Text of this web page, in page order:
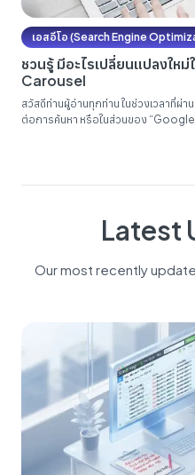
เอสอีโอ (Search Engine
ชวนรู้ มีอะไรเปลี่ยนแปลงให
Carousel
สวัสดีท่านผู้อ่านทุกท่าน ในช่วงเวลาที่ผ่
ต่อการค้นหา หรือในส่วนของ
Latest
Our most recently